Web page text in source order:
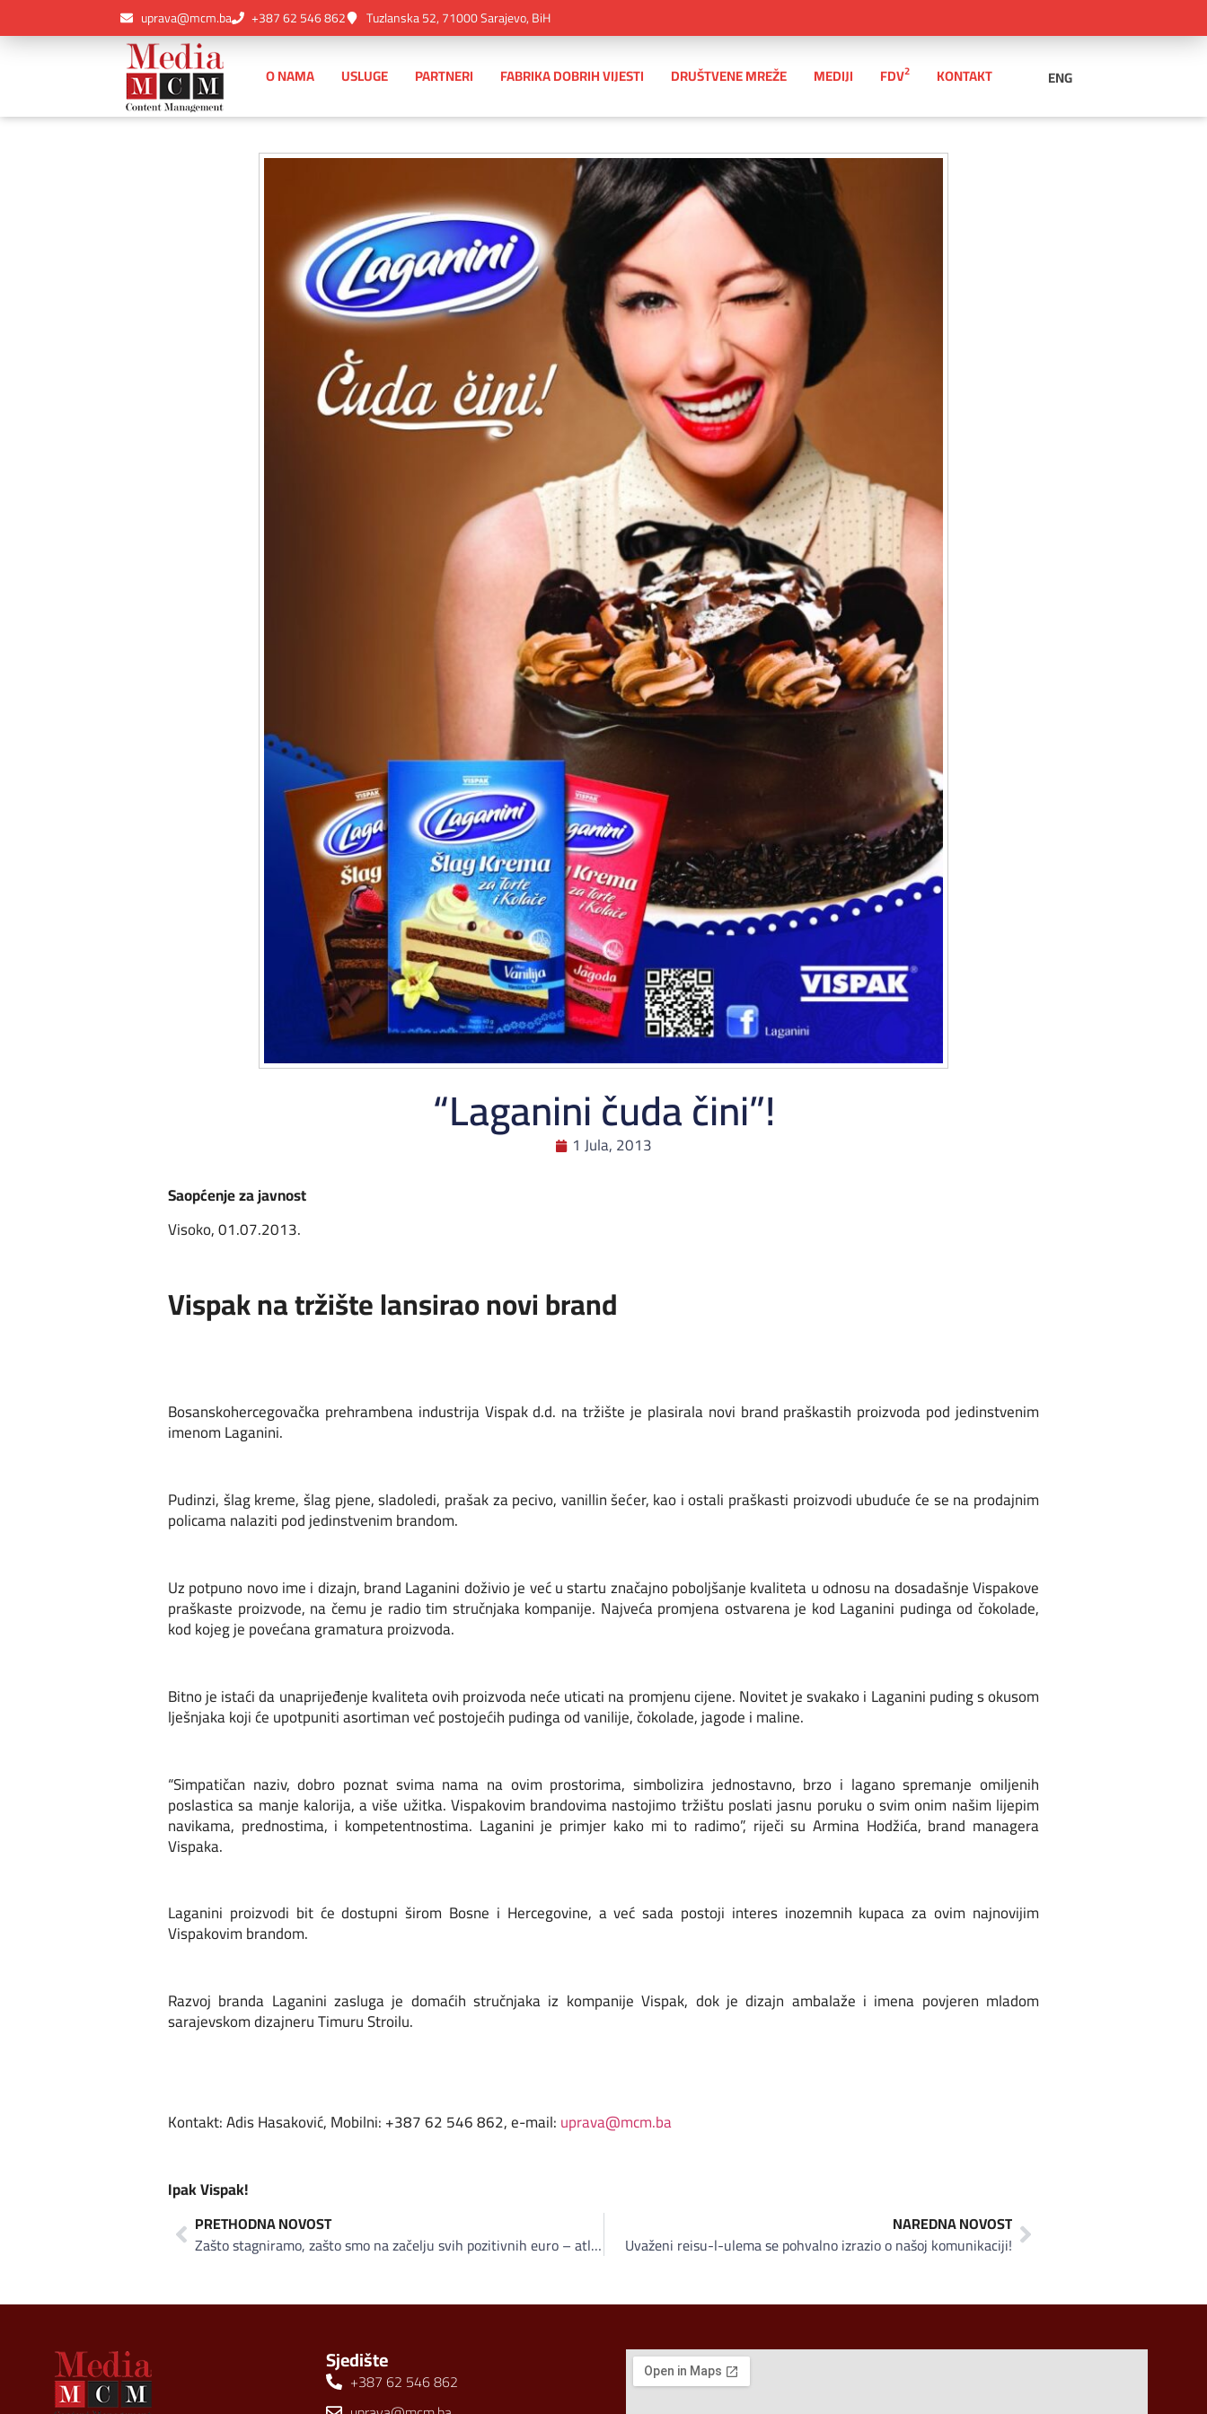
uprava@mcm.ba +387 62 546 862 Tuzlanska 52, 71000 Sarajevo, BiH
O NAMA USLUGE PARTNERI FABRIKA DOBRIH VIJESTI DRUŠTVENE MREŽE MEDIJI FDV2 KONTAKT ENG
“Laganini čuda čini”!
1 Jula, 2013
Saopćenje za javnost
Visoko, 01.07.2013.
Vispak na tržište lansirao novi brand
Bosanskohercegovačka prehrambena industrija Vispak d.d. na tržište je plasirala novi brand praškastih proizvoda pod jedinstvenim
imenom Laganini.
Pudinzi, šlag kreme, šlag pjene, sladoledi, prašak za pecivo, vanillin šećer, kao i ostali praškasti proizvodi ubuduće će se na prodajnim
policama nalaziti pod jedinstvenim brandom.
Uz potpuno novo ime i dizajn, brand Laganini doživio je već u startu značajno poboljšanje kvaliteta u odnosu na dosadašnje Vispakove
praškaste proizvode, na čemu je radio tim stručnjaka kompanije. Najveća promjena ostvarena je kod Laganini pudinga od čokolade,
kod kojeg je povećana gramatura proizvoda.
Bitno je istaći da unaprijeđenje kvaliteta ovih proizvoda neće uticati na promjenu cijene. Novitet je svakako i Laganini puding s okusom
lješnjaka koji će upotpuniti asortiman već postojećih pudinga od vanilije, čokolade, jagode i maline.
“Simpatičan naziv, dobro poznat svima nama na ovim prostorima, simbolizira jednostavno, brzo i lagano spremanje omiljenih
poslastica sa manje kalorija, a više užitka. Vispakovim brandovima nastojimo tržištu poslati jasnu poruku o svim onim našim lijepim
navikama, prednostima, i kompetentnostima. Laganini je primjer kako mi to radimo”, riječi su Armina Hodžića, brand managera
Vispaka.
Laganini proizvodi bit će dostupni širom Bosne i Hercegovine, a već sada postoji interes inozemnih kupaca za ovim najnovijim
Vispakovim brandom.
Razvoj branda Laganini zasluga je domaćih stručnjaka iz kompanije Vispak, dok je dizajn ambalaže i imena povjeren mladom
sarajevskom dizajneru Timuru Stroilu.
Kontakt: Adis Hasaković, Mobilni: +387 62 546 862, e-mail:uprava@mcm.ba
Ipak Vispak!
PRETHODNA NOVOST
Zašto stagniramo, zašto smo na začelju svih pozitivnih euro – atlantskih, ali i globalnih procesa?
NAREDNA NOVOST
Uvaženi reisu-l-ulema se pohvalno izrazio o našoj komunikaciji!
Sjedište
+387 62 546 862